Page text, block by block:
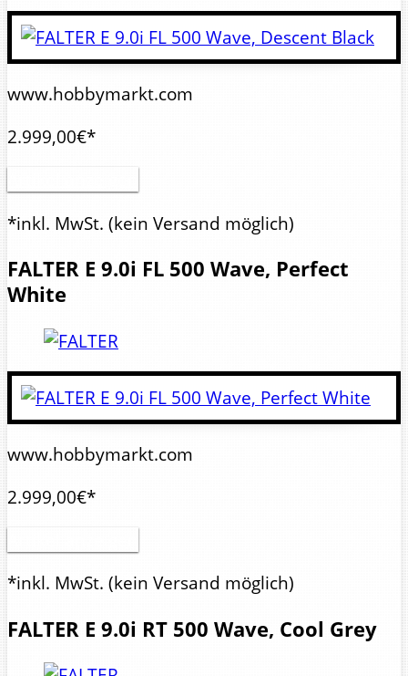
www.hobbymarkt.com
2.999,00€*
*inkl. MwSt. (kein Versand möglich)
FALTER E 9.0i FL 500 Wave, Perfect
White
www.hobbymarkt.com
2.999,00€*
*inkl. MwSt. (kein Versand möglich)
FALTER E 9.0i RT 500 Wave, Cool Grey